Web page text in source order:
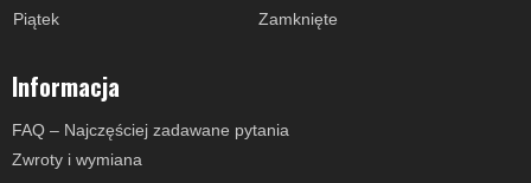
Piątek
Zamknięte
Informacja
FAQ – Najczęściej zadawane pytania
Zwroty i wymiana